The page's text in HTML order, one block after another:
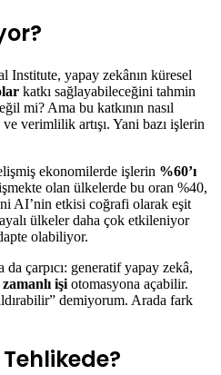
yapay zekânın küresel
katkı sağlayabileceğini tahmin
mi? Ama bu katkının nasıl
verimlilik artışı. Yani bazı işlerin
ekonomilerde işlerin %60’ı
olan ülkelerde bu oran %40,
AI’nin etkisi coğrafi olarak eşit
ülkeler daha çok etkileniyor
olabiliyor.
çarpıcı: generatif yapay zekâ,
işi otomasyona açabilir.
demiyorum. Arada fark